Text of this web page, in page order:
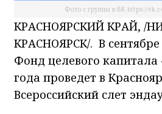
Фото с группы в ВК https://
КРАСНОЯРСКИЙ КРАЙ, /
КРАСНОЯРСК/. В сентябре
Фонд целевого
года проведет в
Всероссийский слет